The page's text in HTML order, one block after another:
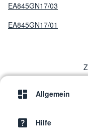
EA845GN17/03
EA845GN17/01
Allgemein
Hilfe